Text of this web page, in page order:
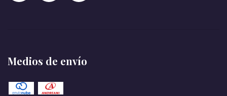
Medios de envío